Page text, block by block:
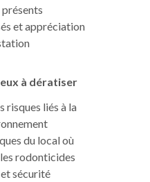
et appréciation
à dératiser
risques liés à la
du local où
rodonticides
sécurité